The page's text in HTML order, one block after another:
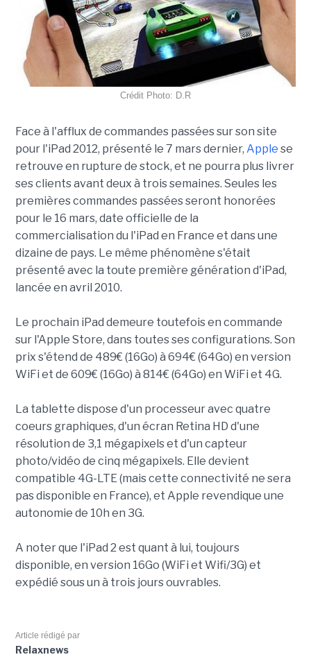
Crédit Photo: D.R
Face à l'afflux de commandes passées sur son site
pour l'iPad 2012, présenté le 7 mars dernier, Apple se
retrouve en rupture de stock, et ne pourra plus livrer
ses clients avant deux à trois semaines. Seules les
premières commandes passées seront honorées
pour le 16 mars, date officielle de la
commercialisation du l'iPad en France et dans une
dizaine de pays. Le même phénomène s'était
présenté avec la toute première génération d'iPad,
lancée en avril 2010.
Le prochain iPad demeure toutefois en commande
sur l'Apple Store, dans toutes ses configurations. Son
prix s'étend de 489€ (16Go) à 694€ (64Go) en version
WiFi et de 609€ (16Go) à 814€ (64Go) en WiFi et 4G.
La tablette dispose d'un processeur avec quatre
coeurs graphiques, d'un écran Retina HD d'une
résolution de 3,1 mégapixels et d'un capteur
photo/vidéo de cinq mégapixels. Elle devient
compatible 4G-LTE (mais cette connectivité ne sera
pas disponible en France), et Apple revendique une
autonomie de 10h en 3G.
A noter que l'iPad 2 est quant à lui, toujours
disponible, en version 16Go (WiFi et Wifi/3G) et
expédié sous un à trois jours ouvrables.
Article rédigé par
Relaxnews